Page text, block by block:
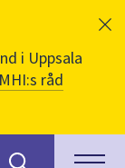
i Uppsala
råd